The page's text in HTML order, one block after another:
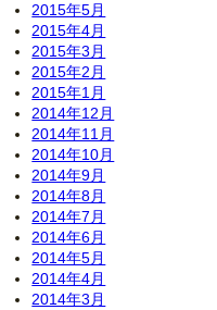
2015年5月
2015年4月
2015年3月
2015年2月
2015年1月
2014年12月
2014年11月
2014年10月
2014年9月
2014年8月
2014年7月
2014年6月
2014年5月
2014年4月
2014年3月